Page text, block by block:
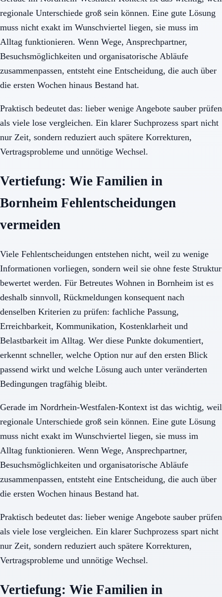
regionale Unterschiede groß sein können. Eine gute Lösung
muss nicht exakt im Wunschviertel liegen, sie muss im
Alltag funktionieren. Wenn Wege, Ansprechpartner,
Besuchsmöglichkeiten und organisatorische Abläufe
zusammenpassen, entsteht eine Entscheidung, die auch über
die ersten Wochen hinaus Bestand hat.
Praktisch bedeutet das: lieber wenige Angebote sauber prüfen
als viele lose vergleichen. Ein klarer Suchprozess spart nicht
nur Zeit, sondern reduziert auch spätere Korrekturen,
Vertragsprobleme und unnötige Wechsel.
Vertiefung: Wie Familien in
Bornheim Fehlentscheidungen
vermeiden
Viele Fehlentscheidungen entstehen nicht, weil zu wenige
Informationen vorliegen, sondern weil sie ohne feste Struktur
bewertet werden. Für Betreutes Wohnen in Bornheim ist es
deshalb sinnvoll, Rückmeldungen konsequent nach
denselben Kriterien zu prüfen: fachliche Passung,
Erreichbarkeit, Kommunikation, Kostenklarheit und
Belastbarkeit im Alltag. Wer diese Punkte dokumentiert,
erkennt schneller, welche Option nur auf den ersten Blick
passend wirkt und welche Lösung auch unter veränderten
Bedingungen tragfähig bleibt.
Gerade im Nordrhein-Westfalen-Kontext ist das wichtig, weil
regionale Unterschiede groß sein können. Eine gute Lösung
muss nicht exakt im Wunschviertel liegen, sie muss im
Alltag funktionieren. Wenn Wege, Ansprechpartner,
Besuchsmöglichkeiten und organisatorische Abläufe
zusammenpassen, entsteht eine Entscheidung, die auch über
die ersten Wochen hinaus Bestand hat.
Praktisch bedeutet das: lieber wenige Angebote sauber prüfen
als viele lose vergleichen. Ein klarer Suchprozess spart nicht
nur Zeit, sondern reduziert auch spätere Korrekturen,
Vertragsprobleme und unnötige Wechsel.
Vertiefung: Wie Familien in